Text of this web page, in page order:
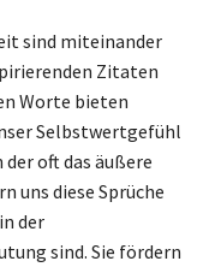
sind miteinander
Zitaten
Worte bieten
Selbstwertgefühl
oft das äußere
uns diese Sprüche
der
sind. Sie fördern